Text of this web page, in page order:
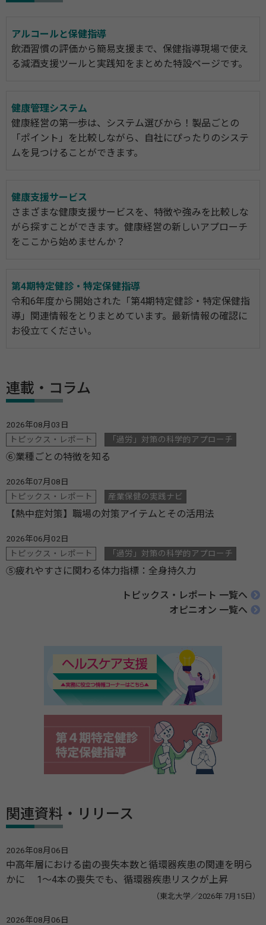
アルコールと保健指導
飲酒習慣の評価から簡易支援まで、保健指導現場で使え
る減酒支援ツールと実践知をまとめた特設ページです。
健康管理システム
健康経営の第一歩は、システム選びから！製品ごとの
「ポイント」を比較しながら、自社にぴったりのシステ
ムを見つけることができます。
健康支援サービス
さまざまな健康支援サービスを、特徴や強みを比較しな
がら探すことができます。健康経営の新しいアプローチ
をここから始めませんか？
第4期特定健診・特定保健指導
令和6年度から開始された「第4期特定健診・特定保健指
導」関連情報をとりまとめています。最新情報の確認に
お役立てください。
連載・コラム
2026年08月03日
トピックス・レポート
「過労」対策の科学的アプローチ
⑥業種ごとの特徴を知る
2026年07月08日
トピックス・レポート
産業保健の実践ナビ
【熱中症対策】職場の対策アイテムとその活用法
2026年06月02日
トピックス・レポート
「過労」対策の科学的アプローチ
⑤疲れやすさに関わる体力指標：全身持久力
トピックス・レポート 一覧へ
オピニオン 一覧へ
関連資料・リリース
2026年08月06日
中高年層における歯の喪失本数と循環器疾患の関連を明ら
かに 1～4本の喪失でも、循環器疾患リスクが上昇
（東北大学／2026年 7月15日）
2026年08月06日